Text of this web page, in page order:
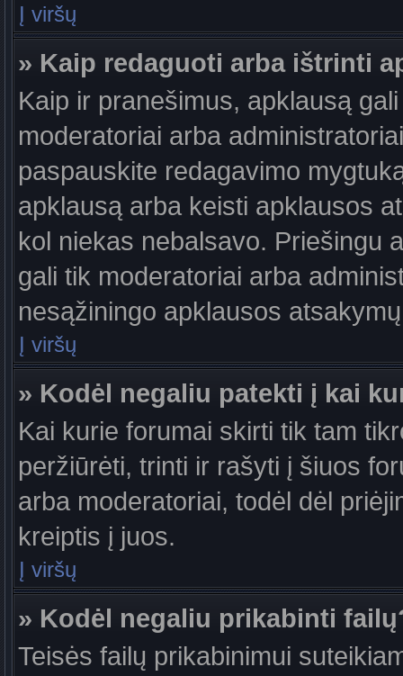
Į viršų
» Kaip redaguoti arba ištrinti
Kaip ir pranešimus, apklausą
moderatoriai arba
paspauskite redagavimo
apklausą arba keisti apklausos
kol niekas nebalsavo. Priešingu
gali tik moderatoriai arba
nesąžiningo apklausos
Į viršų
» Kodėl negaliu patekti į kai
Kai kurie forumai skirti tik tam
peržiūrėti, trinti ir rašyti į šiuos
arba moderatoriai, todėl dėl
kreiptis į juos.
Į viršų
» Kodėl negaliu prikabinti
Teisės failų prikabinimui